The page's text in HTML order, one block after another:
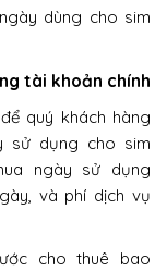
dùng cho sim
tài khoản chính
quý khách hàng
sử dụng cho sim
ngày sử dụng
và phí dịch vụ
cho thuê bao